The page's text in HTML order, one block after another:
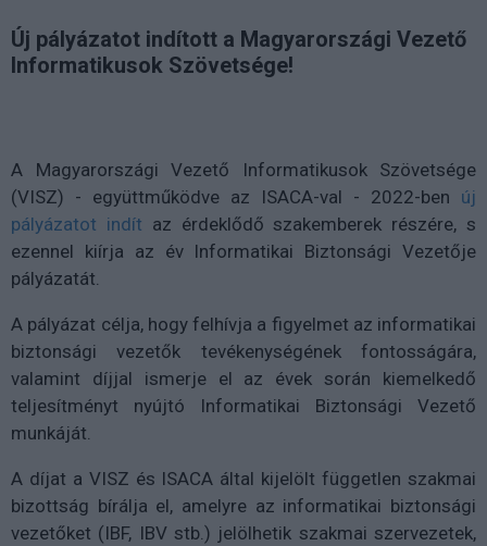
Új pályázatot indított a Magyarországi Vezető
Informatikusok Szövetsége!
A Magyarországi Vezető Informatikusok Szövetsége
(VISZ) - együttműködve az ISACA-val - 2022-ben új
pályázatot indít az érdeklődő szakemberek részére, s
ezennel kiírja az év Informatikai Biztonsági Vezetője
pályázatát.
A pályázat célja, hogy felhívja a figyelmet az informatikai
biztonsági vezetők tevékenységének fontosságára,
valamint díjjal ismerje el az évek során kiemelkedő
teljesítményt nyújtó Informatikai Biztonsági Vezető
munkáját.
A díjat a VISZ és ISACA által kijelölt független szakmai
bizottság bírálja el, amelyre az informatikai biztonsági
vezetőket (IBF, IBV stb.) jelölhetik szakmai szervezetek,